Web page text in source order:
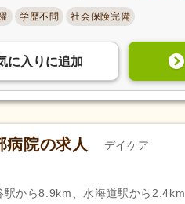
学歴不問 社会保険完備
に入り に追加
病院の求人 デイケア
から8.9km、水海道駅から2.4km